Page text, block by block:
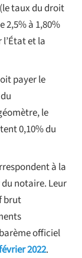
taux du droit
2,5% à 1,80%
et la
payer le
le
0,10% du
à la
notaire. Leur
brut
officiel
2022.